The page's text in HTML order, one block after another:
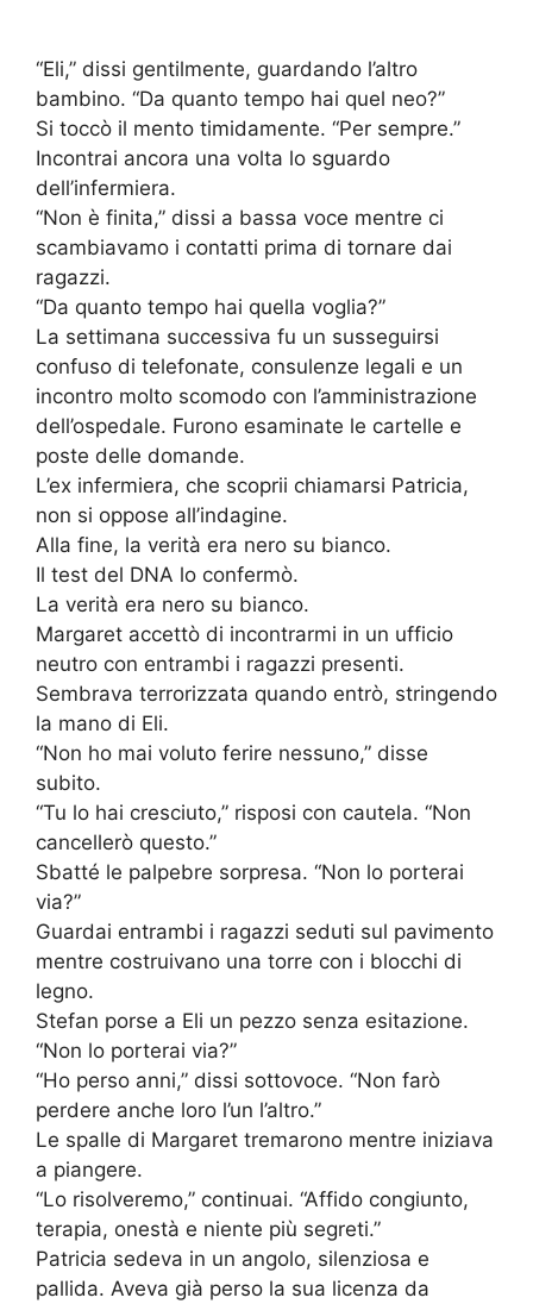
“Eli,” dissi gentilmente, guardando l’altro
bambino. “Da quanto tempo hai quel neo?”
Si toccò il mento timidamente. “Per sempre.”
Incontrai ancora una volta lo sguardo
dell’infermiera.
“Non è finita,” dissi a bassa voce mentre ci
scambiavamo i contatti prima di tornare dai
ragazzi.
“Da quanto tempo hai quella voglia?”
La settimana successiva fu un susseguirsi
confuso di telefonate, consulenze legali e un
incontro molto scomodo con l’amministrazione
dell’ospedale. Furono esaminate le cartelle e
poste delle domande.
L’ex infermiera, che scoprii chiamarsi Patricia,
non si oppose all’indagine.
Alla fine, la verità era nero su bianco.
Il test del DNA lo confermò.
La verità era nero su bianco.
Margaret accettò di incontrarmi in un ufficio
neutro con entrambi i ragazzi presenti.
Sembrava terrorizzata quando entrò, stringendo
la mano di Eli.
“Non ho mai voluto ferire nessuno,” disse
subito.
“Tu lo hai cresciuto,” risposi con cautela. “Non
cancellerò questo.”
Sbatté le palpebre sorpresa. “Non lo porterai
via?”
Guardai entrambi i ragazzi seduti sul pavimento
mentre costruivano una torre con i blocchi di
legno.
Stefan porse a Eli un pezzo senza esitazione.
“Non lo porterai via?”
“Ho perso anni,” dissi sottovoce. “Non farò
perdere anche loro l’un l’altro.”
Le spalle di Margaret tremarono mentre iniziava
a piangere.
“Lo risolveremo,” continuai. “Affido congiunto,
terapia, onestà e niente più segreti.”
Patricia sedeva in un angolo, silenziosa e
pallida. Aveva già perso la sua licenza da